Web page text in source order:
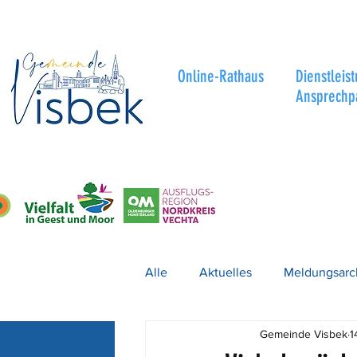
Online-Rathaus
Alle Aktuelles
Gemeinde Visbek